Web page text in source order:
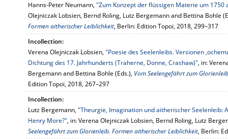
Hanns-Peter Neumann, "Zum Konzept der flüssigen Materie um 1750
Olejniczak Lobsien, Bernd Roling, Lutz Bergemann and Bettina Bohle
Formen aitherischer Leiblichkeit, Berlin: Edition Topoi, 2018, 299–317
Incollection:
Verena Olejniczak Lobsien, "Poesie des Seelenleibs. Versionen
Dichtung des 17. Jahrhunderts (Traherne, Donne, Crashaw)", in:
Bergemann and Bettina Bohle (Eds.), Vom Seelengefährt zum
Edition Topoi, 2018, 267–297
Incollection:
Lutz Bergemann, "Theurgie, Imagination und aitherischer Seelenleib:
Henry More?", in: Verena Olejniczak Lobsien, Bernd Roling, Lutz
Seelengefährt zum Glorienleib. Formen aitherischer Leiblichkeit, Berlin: